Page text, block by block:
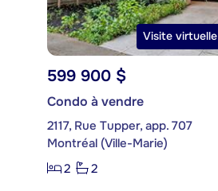
Visite virtuelle
599 900 $
Condo à vendre
2117, Rue Tupper, app. 707
Montréal (Ville-Marie)
2
2